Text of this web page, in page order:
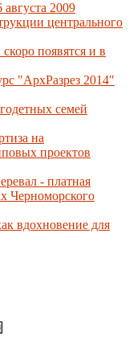
2009
центрального
появятся и в
"АрхРазрез 2014"
семей
на
проектов
- платная
Черноморского
вдохновение для